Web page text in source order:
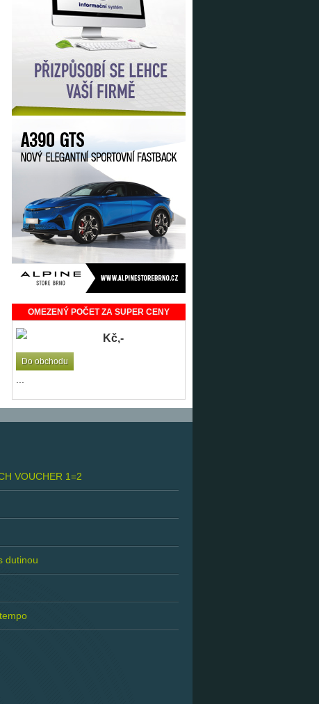
OMEZENÝ POČET ZA SUPER CENY
Kč,-
Do obchodu
VOUCHER 1=2
dutinou